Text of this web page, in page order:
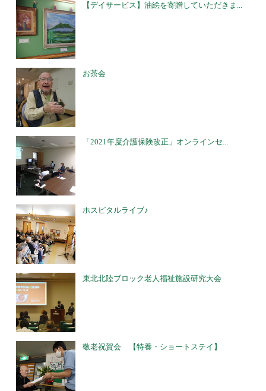
【デイサービス】油絵を寄贈していただきま...
お茶会
「2021年度介護保険改正」オンラインセ...
ホスピタルライブ♪
東北北陸ブロック老人福祉施設研究大会
敬老祝賀会 【特養・ショートステイ】